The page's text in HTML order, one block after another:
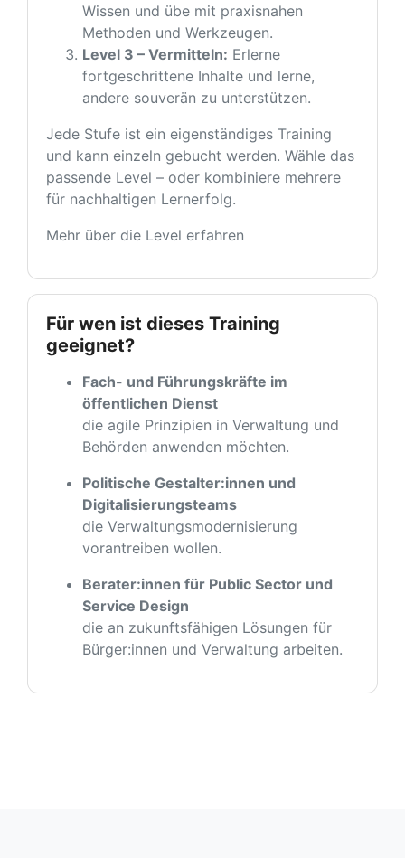
Wissen und übe mit praxisnahen
Methoden und Werkzeugen.
Level 3 – Vermitteln: Erlerne
fortgeschrittene Inhalte und lerne,
andere souverän zu unterstützen.
Jede Stufe ist ein eigenständiges Training
und kann einzeln gebucht werden. Wähle das
passende Level – oder kombiniere mehrere
für nachhaltigen Lernerfolg.
Mehr über die Level erfahren
Für wen ist dieses Training
geeignet?
Fach- und Führungskräfte im
öffentlichen Dienst
die agile Prinzipien in Verwaltung und
Behörden anwenden möchten.
Politische Gestalter:innen und
Digitalisierungsteams
die Verwaltungsmodernisierung
vorantreiben wollen.
Berater:innen für Public Sector und
Service Design
die an zukunftsfähigen Lösungen für
Bürger:innen und Verwaltung arbeiten.